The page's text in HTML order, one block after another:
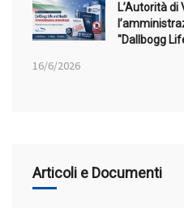
L’Autorità
"Dallbogg
16/6/2026
Articoli e Documenti